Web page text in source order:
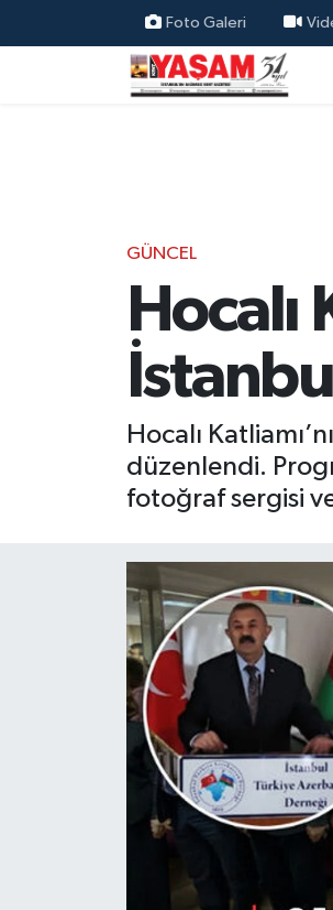
Foto Galeri
GÜNCEL
Hocalı
Hocalı
düzenlendi.
fotoğraf sergisi